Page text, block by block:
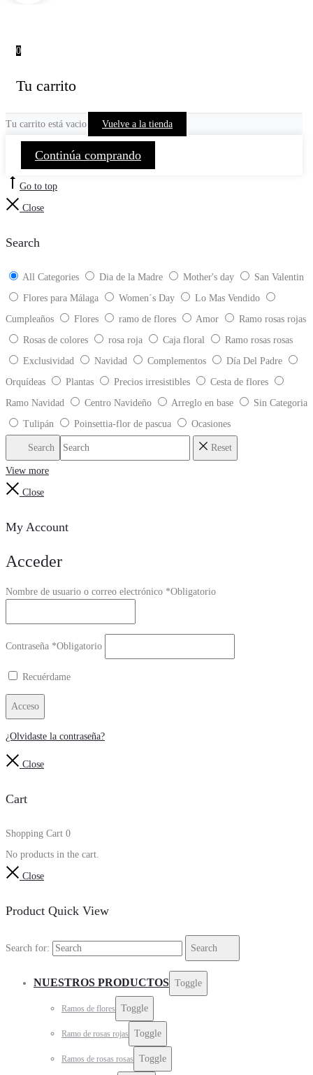
0
Tu carrito
Tu carrito está vacio Vuelve a la tienda
Continúa comprando
Go to top
Close
Search
All Categories Dia de la Madre Mother's day
San Valentin
Flores para Málaga
Women´s Day
Lo Mas Vendido
Cumpleaños
Flores ramo de flores Amor
Ramo rosas rojas
Rosas de colores
rosa roja Caja floral
Ramo rosas rosas
Exclusividad
Navidad Complementos
Día Del Padre
Orquídeas
Plantas Precios irresistibles
Cesta de flores
Ramo Navidad
Centro Navideño Arreglo en base
Sin Categoria
Tulipán
Poinsettia-flor de pascua Ocasiones
Search Reset
View more
Close
My Account
Acceder
Nombre de usuario o correo electrónico *Obligatorio
Contraseña *Obligatorio
Recuérdame
Acceso
¿Olvidaste la contraseña?
Close
Cart
Shopping Cart 0
No products in the cart.
Close
Product Quick View
Search for: Search
NUESTROS PRODUCTOS Toggle
Ramos de flores Toggle
Ramo de rosas rojas Toggle
Ramos de rosas rosas Toggle